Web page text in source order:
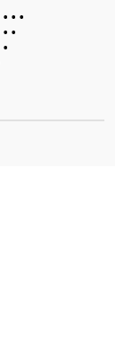
• • •
• •
•